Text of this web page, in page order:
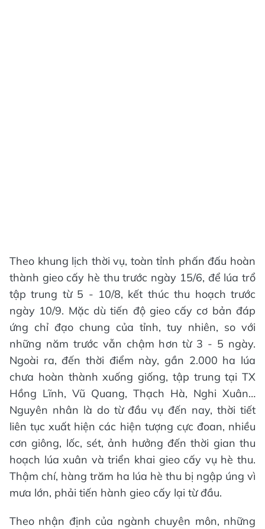
Theo khung lịch thời vụ, toàn tỉnh phấn đấu hoàn
thành gieo cấy hè thu trước ngày 15/6, để lúa trổ
tập trung từ 5 - 10/8, kết thúc thu hoạch trước
ngày 10/9. Mặc dù tiến độ gieo cấy cơ bản đáp
ứng chỉ đạo chung của tỉnh, tuy nhiên, so với
những năm trước vẫn chậm hơn từ 3 - 5 ngày.
Ngoài ra, đến thời điểm này, gần 2.000 ha lúa
chưa hoàn thành xuống giống, tập trung tại TX
Hồng Lĩnh, Vũ Quang, Thạch Hà, Nghi Xuân…
Nguyên nhân là do từ đầu vụ đến nay, thời tiết
liên tục xuất hiện các hiện tượng cực đoan, nhiều
cơn giông, lốc, sét, ảnh hưởng đến thời gian thu
hoạch lúa xuân và triển khai gieo cấy vụ hè thu.
Thậm chí, hàng trăm ha lúa hè thu bị ngập úng vì
mưa lớn, phải tiến hành gieo cấy lại từ đầu.
Theo nhận định của ngành chuyên môn, những